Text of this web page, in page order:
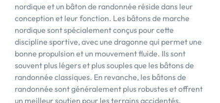
nordique et un bâton de randonnée réside dans leur
conception et leur fonction. Les bâtons de marche
nordique sont spécialement conçus pour cette
discipline sportive, avec une dragonne qui permet une
bonne propulsion et un mouvement fluide. Ils sont
souvent plus légers et plus souples que les bâtons de
randonnée classiques. En revanche, les bâtons de
randonnée sont généralement plus robustes et offrent
un meilleur soutien pour les terrains accidentés.